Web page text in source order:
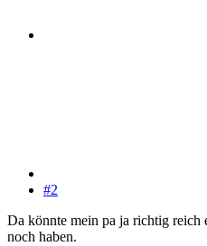
#2
Da könnte mein pa ja richtig
noch haben.